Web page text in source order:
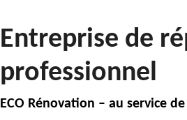
Entreprise de
professionnel
ECO Rénovation – au service